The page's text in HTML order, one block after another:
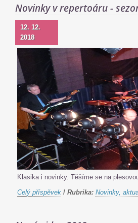
Novinky v repertoáru -
12. 12.
2018
Klasika i novinky. Těšíme se na
Celý příspěvek / Rubrika: Novinky,